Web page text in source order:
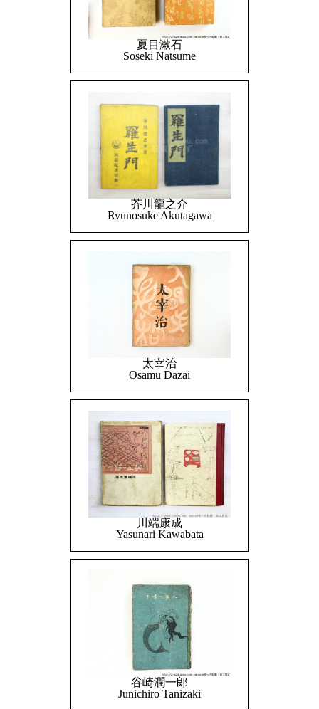
夏目漱石
Soseki Natsume
芥川龍之介
Ryunosuke Akutagawa
太宰治
Osamu Dazai
川端康成
Yasunari Kawabata
谷崎潤一郎
Junichiro Tanizaki